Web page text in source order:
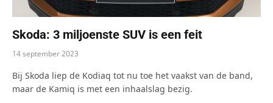
Skoda: 3 miljoenste SUV is een feit
14 september 2023
Bij Skoda liep de Kodiaq tot nu toe het vaakst van de band,
maar de Kamiq is met een inhaalslag bezig.